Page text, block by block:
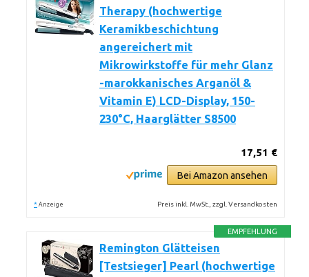
Therapy (hochwertige
Keramikbeschichtung
angereichert mit
Mikrowirkstoffe für mehr Glanz
-marokkanisches Arganöl &
Vitamin E) LCD-Display, 150-
230°C, Haarglätter S8500
17,51 €
Bei Amazon ansehen
* Anzeige Preis inkl. MwSt., zzgl. Versandkosten
EMPFEHLUNG
Remington Glätteisen
[Testsieger] Pearl (hochwertige